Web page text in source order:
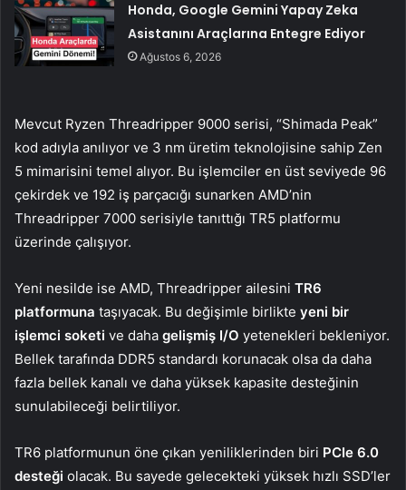
Honda, Google Gemini Yapay Zeka
Asistanını Araçlarına Entegre Ediyor
Ağustos 6, 2026
Mevcut Ryzen Threadripper 9000 serisi, “Shimada Peak”
kod adıyla anılıyor ve 3 nm üretim teknolojisine sahip Zen
5 mimarisini temel alıyor. Bu işlemciler en üst seviyede 96
çekirdek ve 192 iş parçacığı sunarken AMD’nin
Threadripper 7000 serisiyle tanıttığı TR5 platformu
üzerinde çalışıyor.
Yeni nesilde ise AMD, Threadripper ailesini TR6
platformuna taşıyacak. Bu değişimle birlikte yeni bir
işlemci soketi ve daha gelişmiş I/O yetenekleri bekleniyor.
Bellek tarafında DDR5 standardı korunacak olsa da daha
fazla bellek kanalı ve daha yüksek kapasite desteğinin
sunulabileceği belirtiliyor.
TR6 platformunun öne çıkan yeniliklerinden biri PCIe 6.0
desteği olacak. Bu sayede gelecekteki yüksek hızlı SSD’ler